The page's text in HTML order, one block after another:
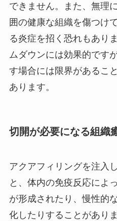
できません。また、無理
囲の健康な組織を傷つけ
る炎症を招く恐れもあり
ムダウンには効果的です
す場合には限界があるこ
あります。
切開が必要になる組織
アクアフィリングを注入
と、体内の免疫反応によ
が形成されたり、慢性的
化したりすることがあり